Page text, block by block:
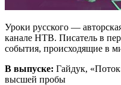
Уроки русского —
канале НТВ. Писатель в
события, происходящие в
В выпуске: Гайдук,
высшей пробы